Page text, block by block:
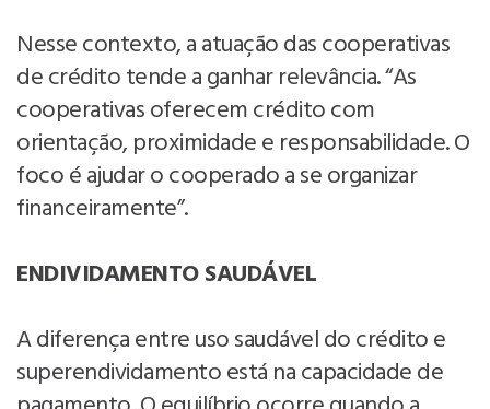
Nesse contexto, a atuação das cooperativas
de crédito tende a ganhar relevância. “As
cooperativas oferecem crédito com
orientação, proximidade e responsabilidade. O
foco é ajudar o cooperado a se organizar
financeiramente”.
ENDIVIDAMENTO SAUDÁVEL
A diferença entre uso saudável do crédito e
superendividamento está na capacidade de